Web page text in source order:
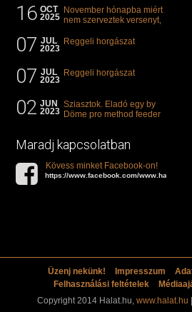
16 OCT
2025
November hónapba miért
nem szerveztek versenyt,
"kárászos"...
07 JUL
2023
Reggeli horgászat
07 JUL
2023
Reggeli horgászat
02 JUN
2023
Sziasztok. Eladó egy by
Döme pro method feeder
Maradj kapcsolatban
Kövess minket Facebook-on!
https://www.facebook.com/www.halat.hu
Üzenj nekünk! Impresszum
Felhasználási feltételek
Copyright 2014 Halat.hu, www.halat.hu